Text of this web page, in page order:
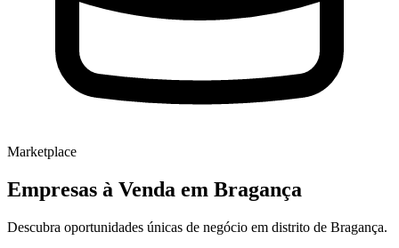
Marketplace
Empresas à Venda em Bragança
Descubra oportunidades únicas de negócio em distrito de Bragança.